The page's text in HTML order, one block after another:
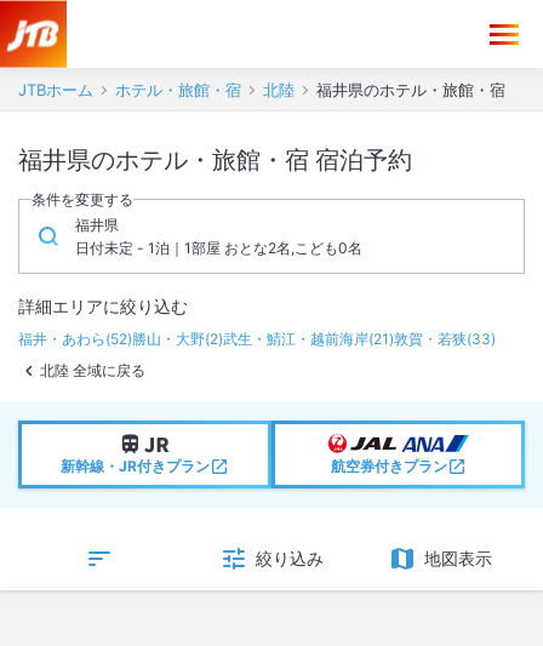
JTBホーム ホテル・旅館・宿 北陸 福井県のホテル・旅館・宿
福井県のホテル・旅館・宿 宿泊予約
条件を変更する
福井県
日付未定 - 1泊｜1部屋 おとな2名,こども0名
詳細エリアに絞り込む
福井・あわら (52)勝山・大野(2)武生・鯖江・越前海岸(21)敦賀・若狭(33)
北陸 全域に戻る
新幹線・JR付きプラン 航空券付きプラン
絞り込み 地図表示